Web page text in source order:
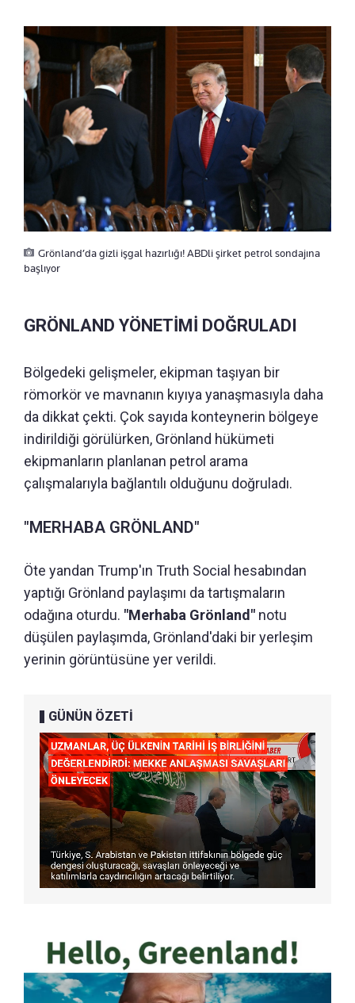
Grönland’da gizli işgal hazırlığı! ABDli şirket petrol sondajına
başlıyor
GRÖNLAND YÖNETİMİ DOĞRULADI
Bölgedeki gelişmeler, ekipman taşıyan bir
römorkör ve mavnanın kıyıya yanaşmasıyla daha
da dikkat çekti. Çok sayıda konteynerin bölgeye
indirildiği görülürken, Grönland hükümeti
ekipmanların planlanan petrol arama
çalışmalarıyla bağlantılı olduğunu doğruladı.
"MERHABA GRÖNLAND"
Öte yandan Trump'ın Truth Social hesabından
yaptığı Grönland paylaşımı da tartışmaların
odağına oturdu. "Merhaba Grönland" notu
düşülen paylaşımda, Grönland'daki bir yerleşim
yerinin görüntüsüne yer verildi.
GÜNÜN ÖZETİ